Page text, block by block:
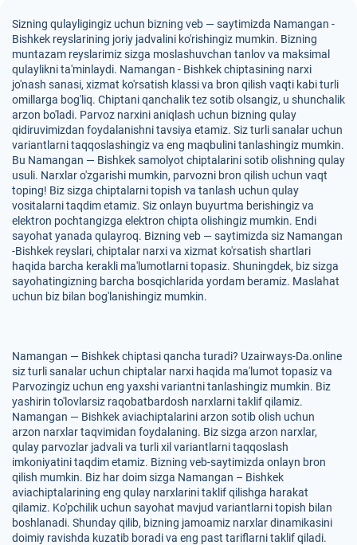
Sizning qulayligingiz uchun bizning veb — saytimizda Namangan -
Bishkek reyslarining joriy jadvalini ko'rishingiz mumkin. Bizning
muntazam reyslarimiz sizga moslashuvchan tanlov va maksimal
qulaylikni ta'minlaydi. Namangan - Bishkek chiptasining narxi
jo'nash sanasi, xizmat ko'rsatish klassi va bron qilish vaqti kabi turli
omillarga bog'liq. Chiptani qanchalik tez sotib olsangiz, u shunchalik
arzon bo'ladi. Parvoz narxini aniqlash uchun bizning qulay
qidiruvimizdan foydalanishni tavsiya etamiz. Siz turli sanalar uchun
variantlarni taqqoslashingiz va eng maqbulini tanlashingiz mumkin.
Bu Namangan — Bishkek samolyot chiptalarini sotib olishning qulay
usuli. Narxlar o'zgarishi mumkin, parvozni bron qilish uchun vaqt
toping! Biz sizga chiptalarni topish va tanlash uchun qulay
vositalarni taqdim etamiz. Siz onlayn buyurtma berishingiz va
elektron pochtangizga elektron chipta olishingiz mumkin. Endi
sayohat yanada qulayroq. Bizning veb — saytimizda siz Namangan
-Bishkek reyslari, chiptalar narxi va xizmat ko'rsatish shartlari
haqida barcha kerakli ma'lumotlarni topasiz. Shuningdek, biz sizga
sayohatingizning barcha bosqichlarida yordam beramiz. Maslahat
uchun biz bilan bog'lanishingiz mumkin.
Namangan — Bishkek chiptasi qancha turadi? Uzairways-Da.online
siz turli sanalar uchun chiptalar narxi haqida ma'lumot topasiz va
Parvozingiz uchun eng yaxshi variantni tanlashingiz mumkin. Biz
yashirin to'lovlarsiz raqobatbardosh narxlarni taklif qilamiz.
Namangan — Bishkek aviachiptalarini arzon sotib olish uchun
arzon narxlar taqvimidan foydalaning. Biz sizga arzon narxlar,
qulay parvozlar jadvali va turli xil variantlarni taqqoslash
imkoniyatini taqdim etamiz. Bizning veb-saytimizda onlayn bron
qilish mumkin. Biz har doim sizga Namangan – Bishkek
aviachiptalarining eng qulay narxlarini taklif qilishga harakat
qilamiz. Ko'pchilik uchun sayohat mavjud variantlarni topish bilan
boshlanadi. Shunday qilib, bizning jamoamiz narxlar dinamikasini
doimiy ravishda kuzatib boradi va eng past tariflarni taklif qiladi.